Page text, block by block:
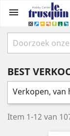

BEST
Verkopen, van
Item 1-12 van